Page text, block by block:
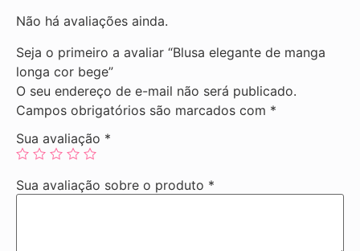
Não há avaliações ainda.
Seja o primeiro a avaliar “Blusa elegante de manga
longa cor bege”
O seu endereço de e-mail não será publicado.
Campos obrigatórios são marcados com *
Sua avaliação *
Sua avaliação sobre o produto *